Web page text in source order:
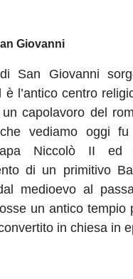
Giovanni
San Giovanni
è l’antico centro
capolavoro del
vediamo oggi
Niccolò II ed
di un primitivo
medioevo al
un antico tempio
in chiesa in